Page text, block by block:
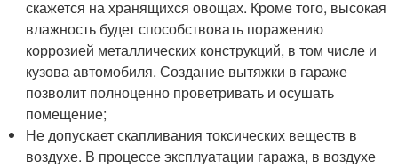
скажется на хранящихся овощах. Кроме того, высокая
влажность будет способствовать поражению
коррозией металлических конструкций, в том числе и
кузова автомобиля. Создание вытяжки в гараже
позволит полноценно проветривать и осушать
помещение;
Не допускает скапливания токсических веществ в
воздухе. В процессе эксплуатации гаража, в воздухе